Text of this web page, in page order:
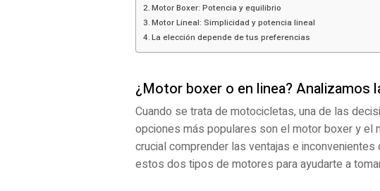
Motor Boxer: Potencia y equilibrio
Motor Lineal: Simplicidad y potencia lineal
La elección depende de tus preferencias
¿Motor boxer o en linea? Analizamos
Cuando se trata de motocicletas, una de las
opciones más populares son el motor boxer y el
crucial comprender las ventajas e
estos dos tipos de motores para ayudarte a